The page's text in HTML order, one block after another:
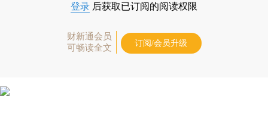
登录 后获取已订阅的阅读权限
财新通会员
可畅读全文
订阅/会员升级